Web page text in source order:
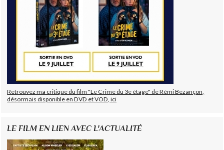
Retrouvez ma critique du film "Le Crime du 3e étage" de Rémi Bezançon,
désormais disponible en DVD et VOD, ici
LE FILM EN LIEN AVEC L'ACTUALITÉ